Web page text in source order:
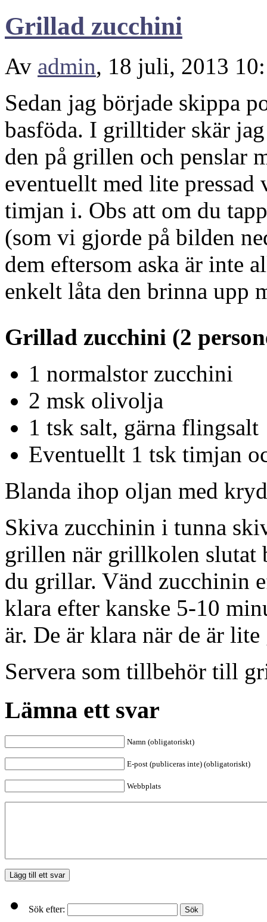
Grillad zucchini
Av admin, 18 juli, 2013
Sedan jag började skippa
basföda. I grilltider skär
den på grillen och penslar
eventuellt med lite
timjan i. Obs att om du
(som vi gjorde på bilden
dem eftersom aska är inte
enkelt låta den brinna upp
Grillad zucchini (2
1 normalstor zucchini
2 msk olivolja
1 tsk salt, gärna flingsalt
Eventuellt 1 tsk timjan
Blanda ihop oljan med
Skiva zucchinin i tunna
grillen när grillkolen slutat
du grillar. Vänd zucchinin
klara efter kanske 5-10
är. De är klara när de är
Servera som tillbehör till
Lämna ett svar
Namn (obligatoriskt)
E-post (publiceras inte) (obligatoriskt)
Webbplats
Sök efter: